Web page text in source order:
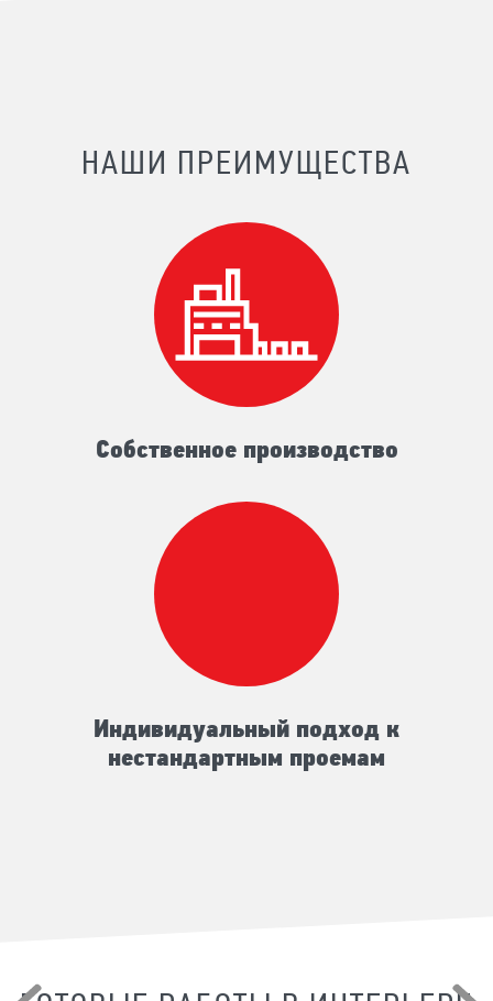
НАШИ ПРЕИМУЩЕСТВА
Собственное производство
Индивидуальный подход к
нестандартным проемам